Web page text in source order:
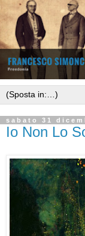
sabato 31
Io Non Lo